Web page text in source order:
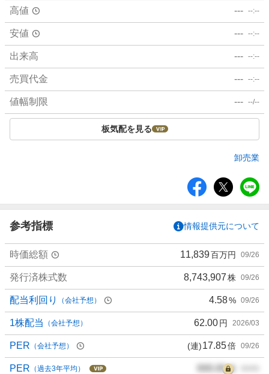
高値 --- --:--
安値 --- --:--
出来高 --- --:--
売買代金 --- --:--
値幅制限 --- --/--
板気配を見る
卸売業
ア
参考指標 情報提供元について
時価総額 11,839百万円 09/26
発行済株式数 8,743,907株 09/26
配当利回り （会社予想） 4.58% 09/26
1株配当 （会社予想） 62.00円 2026/03
PER （会社予想） (連)17.85倍 09/26
PER （過去3年平均） 000.00倍